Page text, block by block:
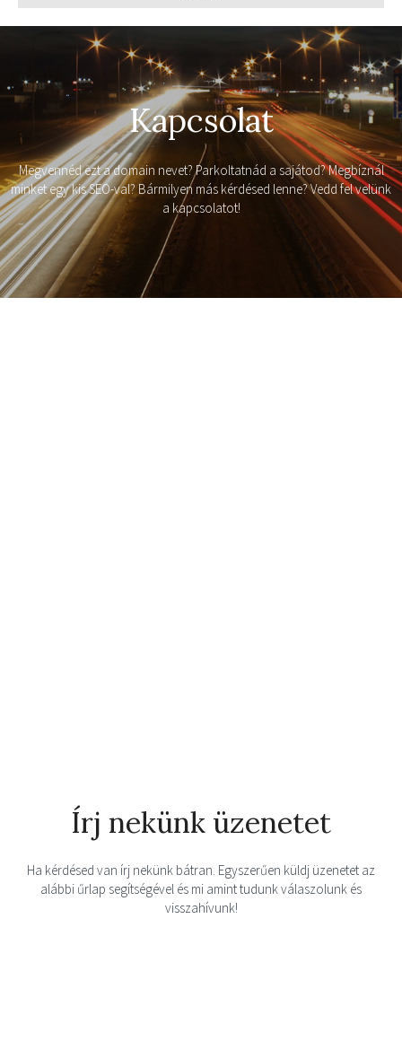
Kapcsolat
Megvennéd ezt a domain nevet? Parkoltatnád a sajátod? Megbíznál
minket egy kis SEO-val? Bármilyen más kérdésed lenne? Vedd fel velünk
a kapcsolatot!
Írj nekünk üzenetet
Ha kérdésed van írj nekünk bátran. Egyszerűen küldj üzenetet az
alábbi űrlap segítségével és mi amint tudunk válaszolunk és
visszahívunk!